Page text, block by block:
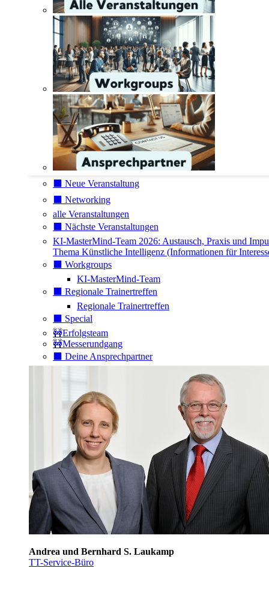
⬛️ Neue Veranstaltung
⬛️ Networking
alle Veranstaltungen
⬛️ Nächste Veranstaltungen
KI-MasterMind-Team 2026: Austausch, Praxis und
Thema Künstliche Intelligenz (Informationen für
⬛️ Workgroups
KI-MasterMind-Team
⬛️ Regionale Trainertreffen
Regionale Trainertreffen
⬛️ Special
🚧Erfolgsteam
🚧Messerundgang
⬛️ Deine Ansprechpartner
Andrea und Bernhard S. Laukamp
TT-Service-Büro